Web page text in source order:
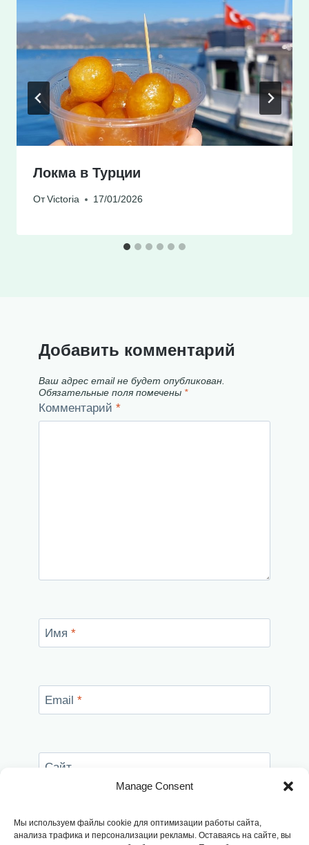
Manage Consent
Мы используем файлы cookie для оптимизации работы сайта,
анализа трафика и персонализации рекламы. Оставаясь на сайте, вы
Локма в Турции
От Victoria 17/01/2026
Добавить комментарий
Ваш адрес email не будет опубликован.
Обязательные поля помечены *
Комментарий *
Имя *
Email *
Сайт
этом браузере для последующих моих
комментариев.